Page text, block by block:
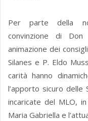
Per parte della
convinzione di
animazione dei
Silanes e P. Eldo
carità hanno
l’apporto sicuro delle
incaricate del MLO,
Maria Gabriella e